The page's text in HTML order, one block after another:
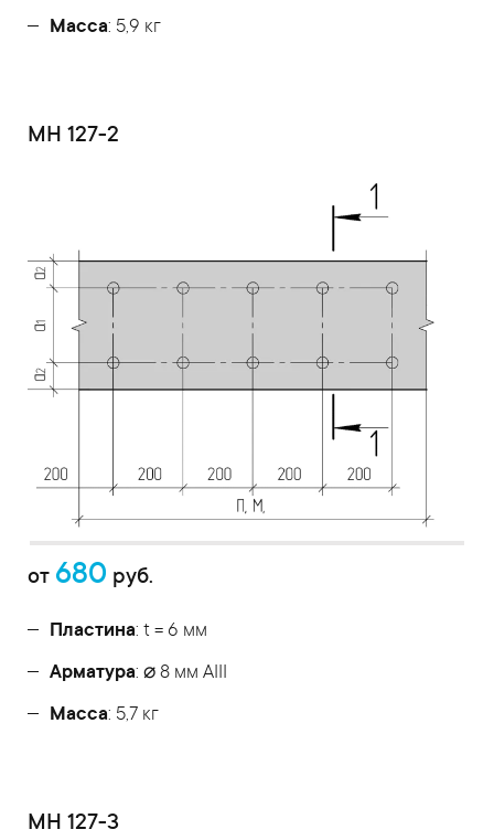
Масса: 5,9 кг
МН 127-2
от 680 руб.
Пластина: t = 6 мм
Арматура: ⌀ 8 мм АIII
Масса: 5,7 кг
МН 127-3